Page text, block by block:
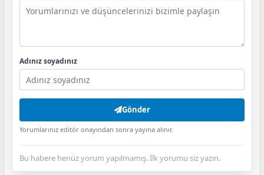
Adınız soyadınız
Gönder
Yorumlarınız editör onayından sonra yayına alınır.
Bu habere henüz yorum yapılmamış. İlk yorumu siz yazın.